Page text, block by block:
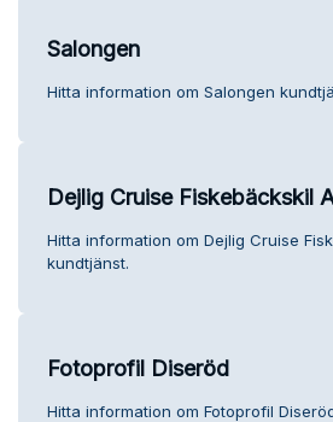
Salongen
Hitta information om Salongen
Dejlig Cruise Fiskebäckskil
Hitta information om Dejlig Cruise
kundtjänst.
Fotoprofil Diseröd
Hitta information om Fotoprofil